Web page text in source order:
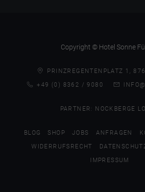
Copyright © Hotel Sonne
PRINZREGENTENPLATZ 1,
+49 (0) 8362 / 9080
PARTNER: NOCKBERGE
BLOG SHOP JOBS ANFRAGEN
WIDERRUFSRECHT
IMPRESSUM